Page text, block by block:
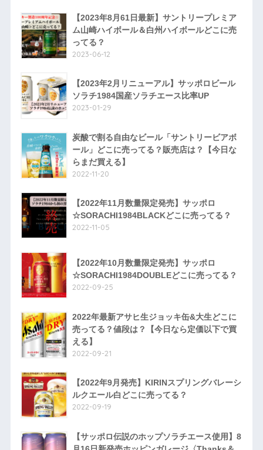
【2023年8月61日最新】サントリープレミア
ム山崎ハイボール＆白州ハイボールどこに売
ってる？
2023-06-12
【2023年2月リニューアル】サッポロビール
ソラチ1984国産ソラチエース比率UP
2023-01-29
炭酸で割る自由なビール「サントリービアボ
ール」どこに売ってる？販売店は？【今日な
らまだ買える】
2022-11-20
【2022年11月数量限定発売】サッポロ
☆SORACHI1984BLACKどこに売ってる？
2022-11-05
【2022年10月数量限定発売】サッポロ
☆SORACHI1984DOUBLEどこに売ってる？
2022-09-25
2022年最新アサヒ生ジョッキ缶&大生どこに
売ってる？値段は？【今日なら定価以下で買
える】
2022-09-21
【2022年9月発売】KIRINスプリングバレーシ
ルクエール白どこに売ってる？
2022-09-19
【サッポロ伝説のホップソラチエース使用】8